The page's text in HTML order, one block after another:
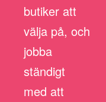
butiker att
välja på, och
jobba
ständigt
med att